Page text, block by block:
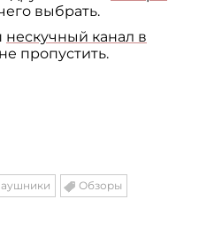
выбрать.
нескучный канал в
пропустить.
Обзоры